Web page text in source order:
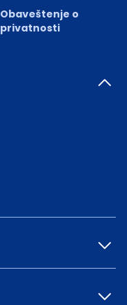
Obaveštenje o
privatnosti